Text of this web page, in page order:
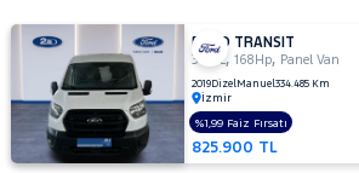
KAMYONET
350
M
VAN
2.2
FORD TRANSIT
350 L,168Hp, Panel Van
2019DizelManuel334.485 Km
İzmir
825.900 TL
%1,99 Faiz Fırsatı